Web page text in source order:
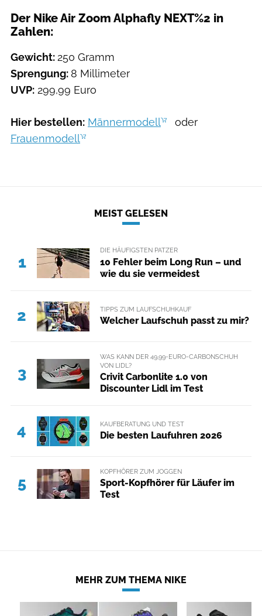
Der Nike Air Zoom Alphafly NEXT%2 in
Zahlen:
Gewicht: 250 Gramm
Sprengung: 8 Millimeter
UVP: 299,99 Euro
Hier bestellen: Männermodell
oder
Frauenmodell
MEIST GELESEN
1
DIE HÄUFIGSTEN PATZER
10 Fehler beim Long Run – und
wie du sie vermeidest
2 TIPPS ZUM LAUFSCHUHKAUF
Welcher Laufschuh passt zu mir?
3
WAS KANN DER 49,99-EURO-CARBONSCHUH
VON LIDL?
Crivit Carbonlite 1.0 von
Discounter Lidl im Test
4 KAUFBERATUNG UND TEST
Die besten Laufuhren 2026
5
KOPFHÖRER ZUM JOGGEN
Sport-Kopfhörer für Läufer im
Test
MEHR ZUM THEMA NIKE